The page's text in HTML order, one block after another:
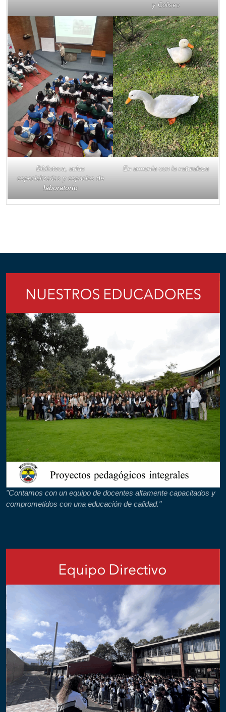
y Coliseo
Biblioteca, aulas
especializadas y espaciosde
laboratorio
En armonía con la naturaleza
"Contamos con un equipo de docentes altamente capacitados y
comprometidos con una educación de calidad."